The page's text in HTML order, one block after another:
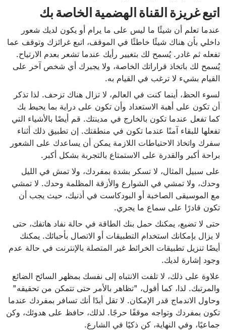
اتبع غريزة القناة الهضمية الخاصة بك
عندما تعلم أن شيئًا ما ليس على ما يرام أو يكون لديك شعور
داخلي بأن هناك شيئًا خاطئًا في الموقف، اتبع غرائزك وتوقف عما
تفعله ثم غادر. يُسمح لك بتغيير رأيك عندما تشعر بعدم الارتياح.
يُسمح لك باتخاذ قراراتك الخاصة، ولا يجبرك أي شخص آخر على
القيام بشيء لا ترغب في القيام به.
لسوء الحظ، أينما كنت في العالم، لا تزال هناك تزحف. لذا تذكر
أن تكون على أهبة الاستعداد وأن تكون على دراية بما يحيط بك
كما تفعل عندما تكون بالخارج في مدينتك. قم أيضًا بالأشياء التي
تفعلها للبقاء آمنًا عندما تكون في منطقتك. إن تطبيق ذلك أثناء
سفرك واتخاذ الاحتياطات اللازمة يمكن أن يساعدك على الشعور
براحة أكبر والقدرة على الاستمتاع بالتجربة بشكل أكبر.
على سبيل المثال، لا تسكر بشدة بمفردك، ولا تمش في الليل
وحدك، ولا تمشي في الشوارع والأزقة المظلمة وحدك. لا تمشي
مع الموسيقى الصاخبة أو البودكاست في أذنيك، حيث يجب أن
تكون قادرًا على سماع ما يجري.
حتى لا تضيع، يمكنك حمل بنك الطاقة في حالة نفاد هاتفك، حتى
لا يزال بإمكانك استخدام التطبيقات أو الاتصال بأحبائك. يمكنك
أيضًا تنزيل تطبيقات الخرائط غير المتصلة بالإنترنت في حالة عدم
وجود إشارة لديك.
علاوة على ذلك، لا تلفت الانتباه إلى نفسك بمظهر السائح الضائع
والمرتبك. لذا، كما أقول، "تظاهر بالأمر حتى تتمكن من تحقيقه"
وحاول الاندماج قدر الإمكان. لا تقل أبدًا أنك تسافر بمفردك عندما
تكون بمفردك وتواجه موقفًا حرجًا. لذلك، حافظ على هدوئك، وكن
جماعيًا، وفي النهاية، كن ذكيًا في الشارع.